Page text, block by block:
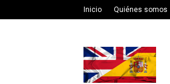
Inicio Quiénes somos